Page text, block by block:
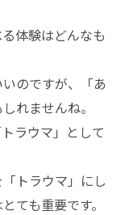
体験はどんなも
のですが、「あ
れませんね。
ラウマ」として
トラウマ」にし
ても重要です。